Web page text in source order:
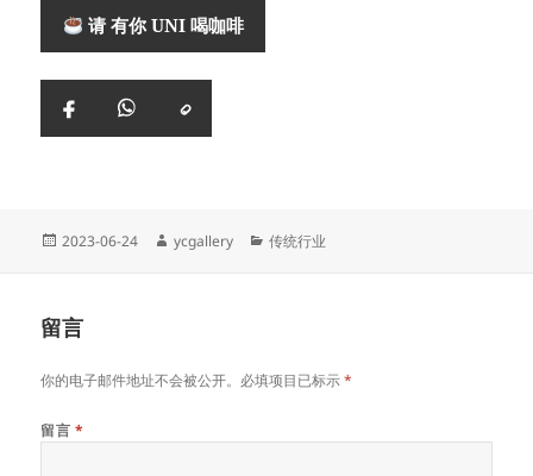
请 有你 UNI 喝咖啡
FacebookWhatsApp
复
制
Posted
2023-06-24 Author
ycgallery Categories
传统行业
留言
你的电子邮件地址不会被公开。必填项目已标示*
留言 *